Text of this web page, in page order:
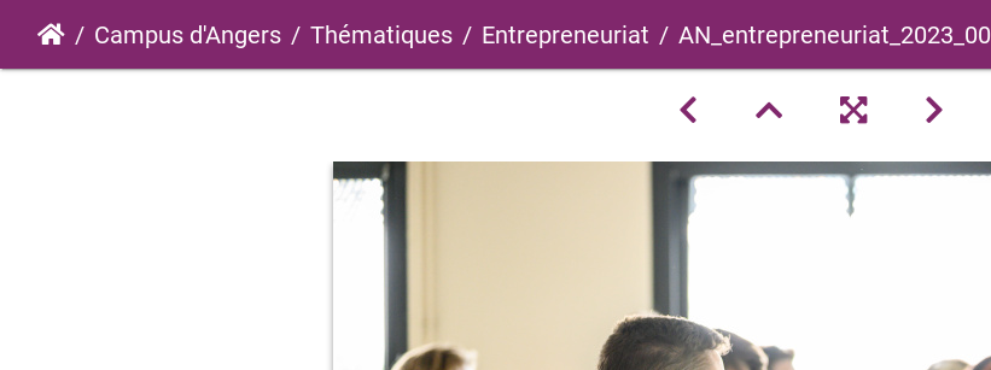
Campus d'Angers Thématiques Entrepreneuriat AN_entrepreneuriat_2023_0007